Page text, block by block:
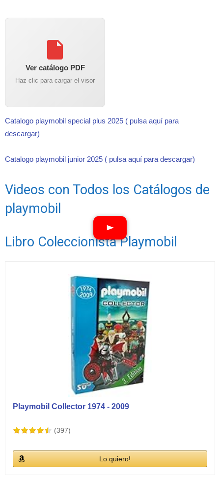
Ver catálogo PDF
Haz clic para cargar el visor
Catalogo playmobil special plus 2025 ( pulsa aquí para
descargar)
Catalogo playmobil junior 2025 ( pulsa aquí para descargar)
Videos con Todos los Catálogos de
playmobil
Libro Coleccionista Playmobil
Playmobil Collector 1974 - 2009
(397)
Lo quiero!